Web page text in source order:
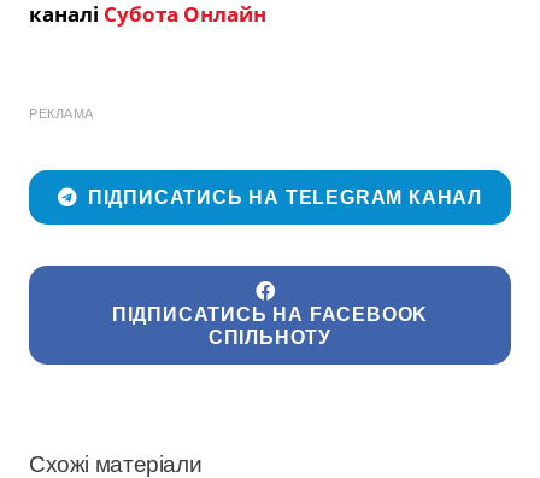
каналі Субота Онлайн
РЕКЛАМА
ПІДПИСАТИСЬ НА TELEGRAM КАНАЛ
ПІДПИСАТИСЬ НА FACEBOOK
СПІЛЬНОТУ
Схожі матеріали